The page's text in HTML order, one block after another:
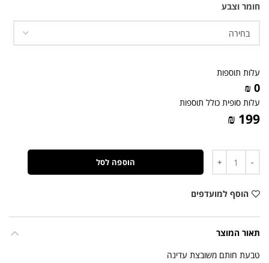
חומר וצבע
עלות תוספות
0 ₪
עלות סופית כולל תוספות
199 ₪
הוספה לסל
הוסף למועדפים
תאור המוצר
טבעת חותם משובצת עדינה